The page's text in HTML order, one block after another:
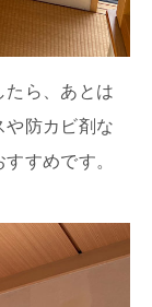
たら、あとは
や防カビ剤な
すめです。